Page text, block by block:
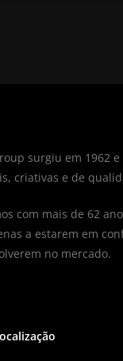
surgiu em 1962
criativas e de
com mais de 62
a estarem em
no mercado.